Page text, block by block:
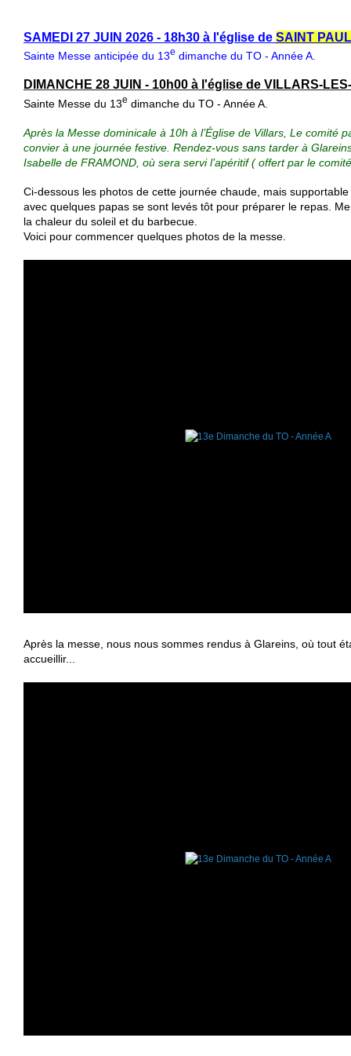
SAMEDI 27 JUIN 2026 - 18h30 à l'église de SAINT
Sainte Messe anticipée du 13e dimanche du TO - Année A.
DIMANCHE 28 JUIN - 10h00 à l'église de VILLARS-
Sainte Messe du 13e dimanche du TO - Année A.
Après la Messe dominicale à 10h à l’Église de Villars, Le comité
convier à une journée festive. Rendez-vous sans tarder à
Isabelle de FRAMOND, où sera servi l’apéritif ( offert par le
Ci-dessous les photos de cette journée chaude, mais
avec quelques papas se sont levés tôt pour préparer le repas.
la chaleur du soleil et du barbecue.
Voici pour commencer quelques photos de la messe.
Après la messe, nous nous sommes rendus à Glareins, où tout
accueillir...